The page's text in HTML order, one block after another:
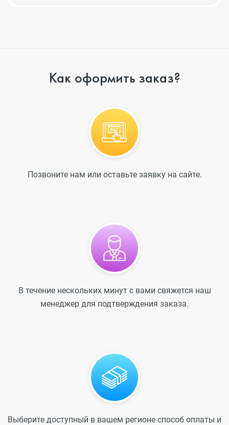
Как оформить заказ?
Позвоните нам или оставьте заявку на сайте.
В течение нескольких минут с вами свяжется наш
менеджер для подтверждения заказа.
Выберите доступный в вашем регионе способ оплаты и